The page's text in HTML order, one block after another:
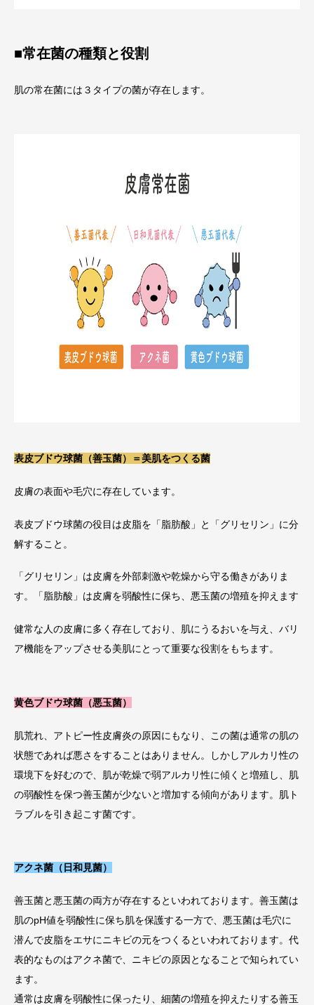
■常在菌の種類と役割
肌の常在菌には３タイプの菌が存在します。
表皮ブドウ球菌（善玉菌）＝美肌をつくる菌
皮膚の表面や毛穴に存在しています。
表皮ブドウ球菌の役目は皮脂を「脂肪酸」と「グリセリン」に分
解すること。
「グリセリン」は皮膚を外部刺激や乾燥から守る働きがありま
す。「脂肪酸」は皮膚を弱酸性に保ち、悪玉菌の増殖を抑えます
健常な人の皮膚に多く存在しており、肌にうるおいを与え、バリ
ア機能をアップさせる美肌にとって重要な役割をもちます。
黄色ブドウ球菌 （悪玉菌）
肌荒れ、アトピー性皮膚炎の原因にもなり、この菌は通常の肌の
状態であれば悪さをすることはありません。しかしアルカリ性の
環境下を好むので、肌が乾燥で弱アルカリ性に傾くと増殖し、肌
の弱酸性を保つ善玉菌が少ないと増加する傾向があります。肌ト
ラブルを引き起こす菌です。
アクネ菌（ 日和見菌）
善玉菌と悪玉菌の両方が存在するといわれております。善玉菌は
肌のpH値を弱酸性に保ち肌を保護する一方で、悪玉菌は毛穴に
潜んで皮脂をエサにニキビの元をつくるといわれております。代
表的なものはアクネ菌で、ニキビの原因となることで知られてい
ます。
通常は皮膚を弱酸性に保ったり、細菌の増殖を抑えたりする善玉